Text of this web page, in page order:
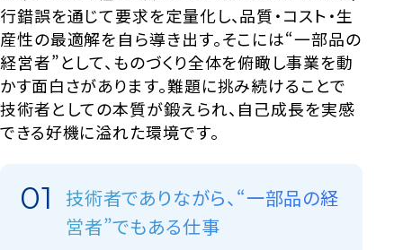
行錯誤を通じて要求を定量化し、品質・コスト・生
産性の最適解を自ら導き出す。そこには“一部品の
経営者”として、ものづくり全体を俯瞰し事業を動
かす面白さがあります。難題に挑み続けることで
技術者としての本質が鍛えられ、自己成長を実感
できる好機に溢れた環境です。
技術者でありながら、“一部品の経
営者”でもある仕事